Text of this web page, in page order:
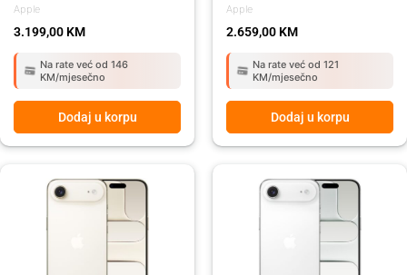
Apple
3.199,00 KM
Na rate već od 146
KM/mjesečno
Dodaj u korpu
Apple
2.659,00 KM
Na rate već od 121
KM/mjesečno
Dodaj u korpu